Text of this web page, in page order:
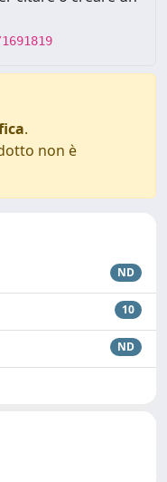
.
non è
ND
10
ND